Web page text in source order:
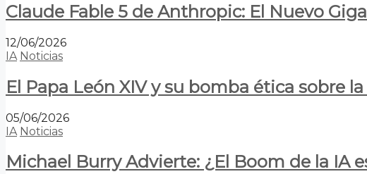
Claude Fable 5 de Anthropic: El Nuevo
12/06/2026
IA Noticias
El Papa León XIV y su bomba ética sobre
05/06/2026
IA Noticias
Michael Burry Advierte: ¿El Boom de la IA